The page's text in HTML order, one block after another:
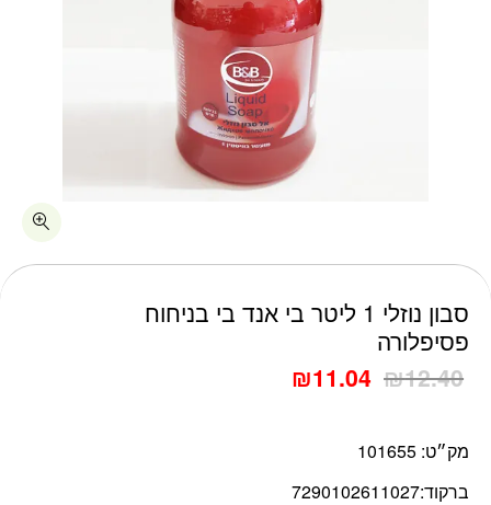
סבון נוזלי 1 ליטר בי אנד בי בניחוח
פסיפלורה
₪12.40
₪11.04
מק״ט: 101655
ברקוד:7290102611027
כמות סבון נוזלי 1 ליטר בי אנד בי בניחוח פסיפלורה